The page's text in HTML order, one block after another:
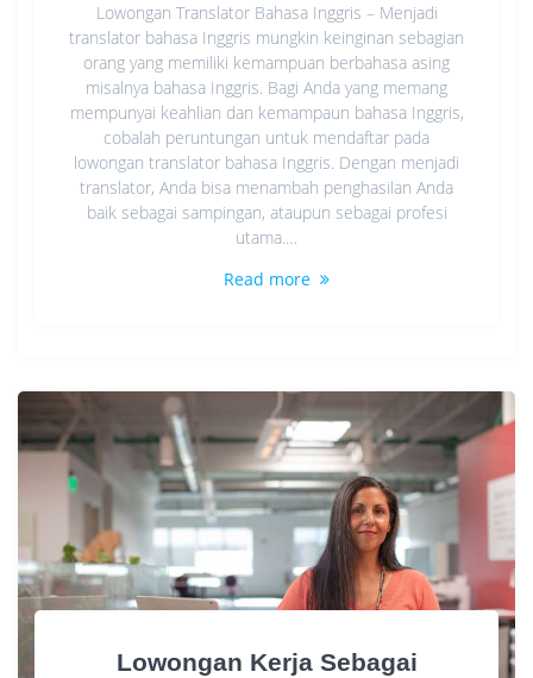
Lowongan Translator Bahasa Inggris – Menjadi
translator bahasa Inggris mungkin keinginan sebagian
orang yang memiliki kemampuan berbahasa asing
misalnya bahasa Inggris. Bagi Anda yang memang
mempunyai keahlian dan kemampaun bahasa Inggris,
cobalah peruntungan untuk mendaftar pada
lowongan translator bahasa Inggris. Dengan menjadi
translator, Anda bisa menambah penghasilan Anda
baik sebagai sampingan, ataupun sebagai profesi
utama.…
Read more
Lowongan Kerja Sebagai